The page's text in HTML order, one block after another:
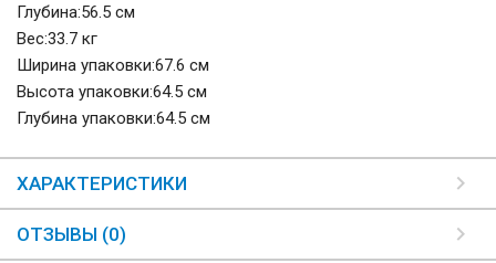
Глубина:56.5 см
Вес:33.7 кг
Ширина упаковки:67.6 см
Высота упаковки:64.5 см
Глубина упаковки:64.5 см
ХАРАКТЕРИСТИКИ
ОТЗЫВЫ (0)